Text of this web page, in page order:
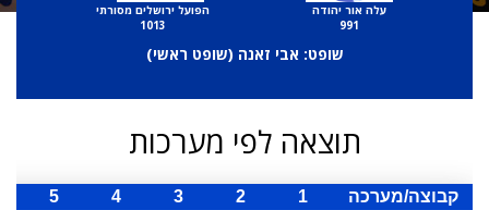
עלה אור יהודה
991
הפועל ירושלים מסורתי
1013
שופט: אבי זאנה (שופט ראשי)
תוצאה לפי מערכות
קבוצה/מערכה 1
2
3
4
5